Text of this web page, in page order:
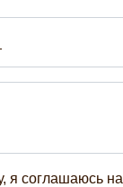
я соглашаюсь на